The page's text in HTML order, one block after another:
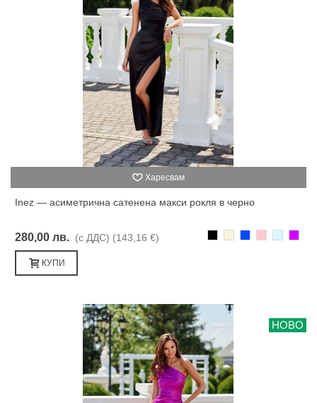
Харесвам
Inez — асиметрична сатенена макси рокля в черно
280,00 лв. (с ДДС) (143,16 €)
КУПИ
НОВО